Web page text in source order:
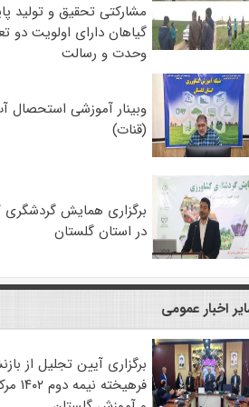
مشارکتی تحقیق و تولید
گیاهان دارای اولویت دو
وحدت و رسالت
وبینار آموزشی استحصال
(قنات)
برگزاری همایش گردشگری
در استان گلستان
اخبار عمومی
برگزاری آیین تجلیل از